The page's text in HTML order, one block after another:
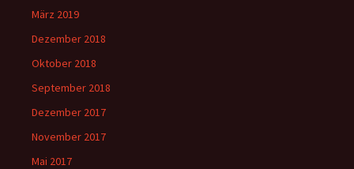
März 2019
Dezember 2018
Oktober 2018
September 2018
Dezember 2017
November 2017
Mai 2017